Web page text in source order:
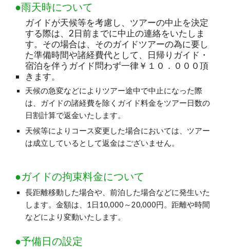
●雨天時について
ガイドが天候等を考慮し、ツアーの中止を決定
する際は、2日前までに中止の連絡をいたしま
す。その場合は、そのガイドツアーの為に要し
た準備時間や諸経費代として、日帰りガイド・
宿泊を伴うガイド問わず一律￥１０．０００頂
きます。
天候の急変などによりツアー途中で中止になった際
は、ガイドの諸経費を除くガイド料金をツアー日数の
日割計算で返金いたします。
天候等によりコース変更した場合においては、ツアー
は成立しているとして返金はございません。
●ガイドの拘束料金について
長距離移動した場合や、前泊した場合などに発生いた
します。金額は、1日10,000～20,000円。距離や時間
などにより変動いたします。
●予備日の設定